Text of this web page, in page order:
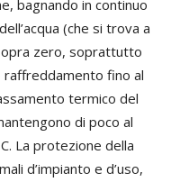
bagnando in continuo
(che si trova a
zero, soprattutto
fino al
termico del
di poco al
La protezione della
d’impianto e d’uso,